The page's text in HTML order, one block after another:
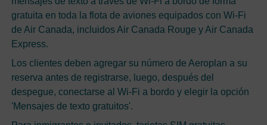
gratuita en toda la flota de aviones equipados con Wi-Fi
de Air Canada, incluidos Air Canada Rouge y Air Canada
Express.
Los clientes deben agregar su número de Aeroplan a su
reserva antes de registrarse, luego, después del
despegue, conectarse al Wi-Fi a bordo y elegir la opción
'Mensajes de texto gratuitos'.